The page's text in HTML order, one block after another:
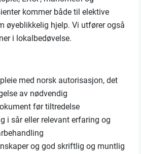
kommer både til elektive
øyeblikkelig hjelp. Vi utfører også
i lokalbedøvelse.
med norsk autorisasjon, det
av nødvendig
før tiltredelse
i sår eller relevant erfaring og
og god skriftlig og muntlig